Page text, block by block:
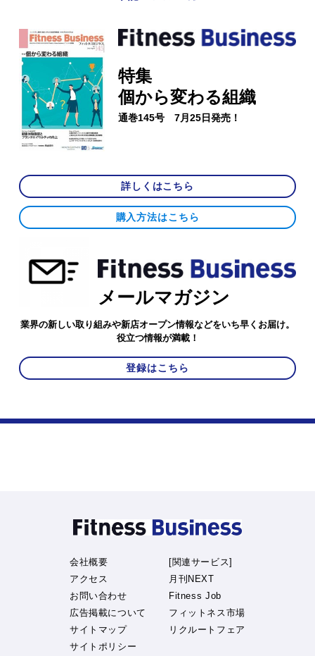
特集
個から変わる組織
通巻145号 7月25日発売！
詳しくはこちら
購入方法はこちら
メールマガジン
業界の新しい取り組みや新店オープン情報などをいち早くお届け。
役立つ情報が満載！
登録はこちら
会社概要
アクセス
お問い合わせ
広告掲載について
サイトマップ
サイトポリシー
[関連サービス]
月刊NEXT
Fitness Job
フィットネス市場
リクルートフェア